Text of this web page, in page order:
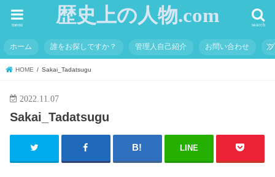
歴史上の人物.com search
menu
ホーム 誰をお探しですか？ 管理人自己紹介 お問い合わせ
HOME Sakai_Tadatsugu
2022.11.07
Sakai_Tadatsugu
LINE